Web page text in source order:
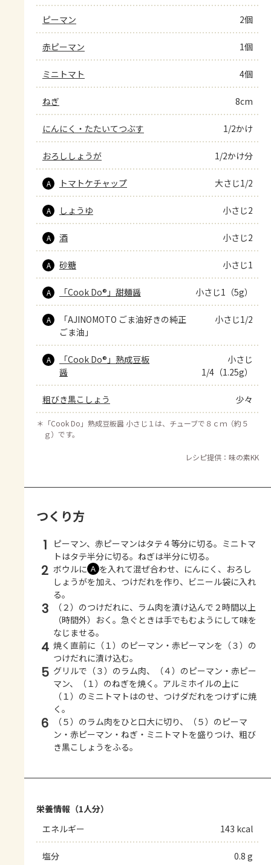
ピーマン 2個
赤ピーマン 1個
ミニトマト 4個
ねぎ 8cm
にんにく・たたいてつぶす 1/2かけ
おろししょうが 1/2かけ分
A トマトケチャップ 大さじ1/2
A しょうゆ 小さじ2
A 酒 小さじ2
A 砂糖 小さじ1
A 「Cook Do®」甜麺醤 小さじ1（5g）
A
「AJINOMOTO ごま油好きの純正
ごま油」
小さじ1/2
A
「Cook Do®」熟成豆板
醤
小さじ
1/4（1.25g）
粗びき黒こしょう 少々
＊ 「Cook Do」熟成豆板醤 小さじ１は、チューブで８ｃｍ（約５
ｇ）です。
レシピ提供：味の素KK
つくり方
1
ピーマン、赤ピーマンはタテ４等分に切る。ミニトマ
トはタテ半分に切る。ねぎは半分に切る。
2 ボウルに Ａ を入れて混ぜ合わせ、にんにく、おろし
しょうがを加え、つけだれを作り、ビニール袋に入れ
る。
3
（２）のつけだれに、ラム肉を漬け込んで２時間以上
（時間外）おく。急ぐときは手でもむようにして味を
なじませる。
4 焼く直前に（１）のピーマン・赤ピーマンを（３）の
つけだれに漬け込む。
5 グリルで（３）のラム肉、（４）のピーマン・赤ピー
マン、（１）のねぎを焼く。アルミホイルの上に
（１）のミニトマトはのせ、つけダだれをつけずに焼
く。
6
（５）のラム肉をひと口大に切り、（５）のピーマ
ン・赤ピーマン・ねぎ・ミニトマトを盛りつけ、粗び
き黒こしょうをふる。
栄養情報（1人分）
エネルギー
143 kcal
塩分 0.8 g